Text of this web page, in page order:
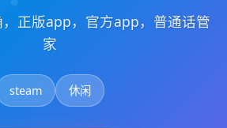
正版app，官方app，普通话管
家
steam 休闲